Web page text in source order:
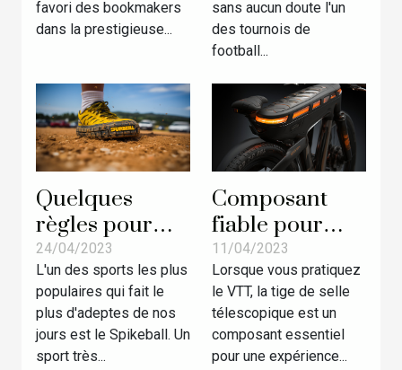
bookmakers en
Champions
favori des bookmakers
dans la prestigieuse...
sans aucun doute l'un
des tournois de
football...
Quelques
règles pour
bien jouer au
Spikeball
24/04/2023
L'un des sports les plus
populaires qui fait le
plus d'adeptes de nos
jours est le Spikeball. Un
sport très...
Composant
fiable pour
votre vélo :
comment
choisir une
tige de selle
télescopique
11/04/2023
Lorsque vous pratiquez
le VTT, la tige de selle
télescopique est un
composant essentiel
pour une expérience...